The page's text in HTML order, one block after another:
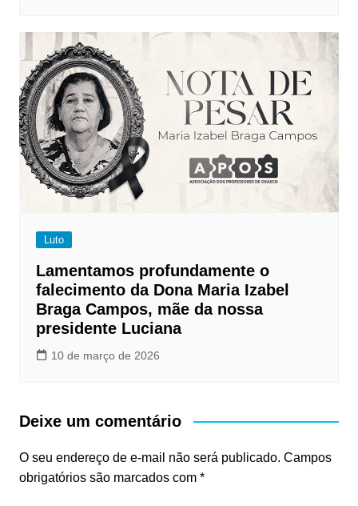
Luto
Lamentamos profundamente o
falecimento da Dona Maria Izabel
Braga Campos, mãe da nossa
presidente Luciana
10 de março de 2026
Deixe um comentário
O seu endereço de e-mail não será publicado. Campos
obrigatórios são marcados com *